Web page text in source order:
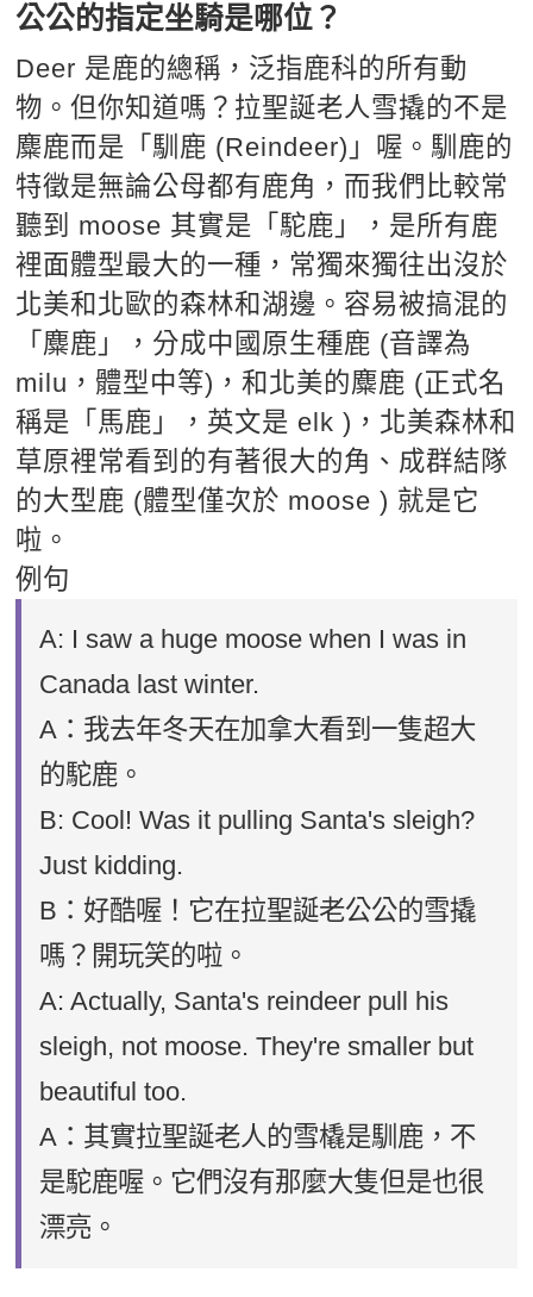
公公的指定坐騎是哪位？
Deer 是鹿的總稱，泛指鹿科的所有動
物。但你知道嗎？拉聖誕老人雪撬的不是
麋鹿而是「馴鹿 (Reindeer)」喔。馴鹿的
特徵是無論公母都有鹿角，而我們比較常
聽到 moose 其實是「駝鹿」，是所有鹿
裡面體型最大的一種，常獨來獨往出沒於
北美和北歐的森林和湖邊。容易被搞混的
「麋鹿」，分成中國原生種鹿 (音譯為
milu，體型中等)，和北美的麋鹿 (正式名
稱是「馬鹿」，英文是 elk )，北美森林和
草原裡常看到的有著很大的角、成群結隊
的大型鹿 (體型僅次於 moose ) 就是它
啦。
例句
A: I saw a huge moose when I was in
Canada last winter.
A：我去年冬天在加拿大看到一隻超大
的駝鹿。
B: Cool! Was it pulling Santa's sleigh?
Just kidding.
B：好酷喔！它在拉聖誕老公公的雪撬
嗎？開玩笑的啦。
A: Actually, Santa's reindeer pull his
sleigh, not moose. They're smaller but
beautiful too.
A：其實拉聖誕老人的雪橇是馴鹿，不
是駝鹿喔。它們沒有那麼大隻但是也很
漂亮。